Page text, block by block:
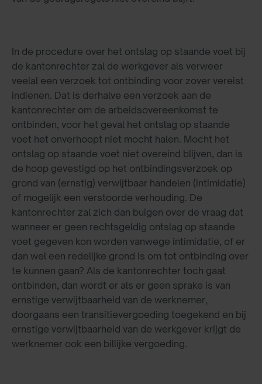
In de procedure over het ontslag op staande voet bij
de kantonrechter zal de werkgever als verweer
veelal een verzoek tot ontbinding voor zover vereist
indienen. Dat is derhalve een verzoek aan de
kantonrechter om de arbeidsovereenkomst te
ontbinden, voor het geval het ontslag op staande
voet het onverhoopt niet mocht halen. Mocht het
ontslag op staande voet niet overeind blijven, dan is
de hoop gevestigd op het ontbindingsverzoek op
grond van (ernstig) verwijtbaar handelen (intimidatie)
of mogelijk een verstoorde verhouding. De
kantonrechter zal zich dan buigen over de vraag dat
wanneer er geen rechtsgeldig ontslag op staande
voet gegeven kon worden vanwege intimidatie, of er
dan wel een redelijke grond is om tot ontbinding over
te kunnen gaan? Als de kantonrechter toch gaat
ontbinden, dan wordt er als er geen sprake is van
ernstige verwijtbaarheid van de werknemer,
doorgaans een transitievergoeding toegekend en bij
ernstige verwijtbaarheid van de werkgever krijgt de
werknemer ook een billijke vergoeding.